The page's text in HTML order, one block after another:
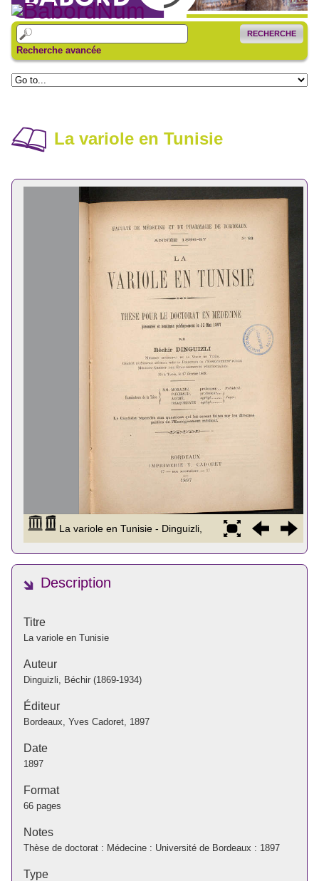
RECHERCHE
Recherche avancée
La variole en Tunisie
Description
Titre
La variole en Tunisie
Auteur
Dinguizli, Béchir (1869-1934)
Éditeur
Bordeaux, Yves Cadoret, 1897
Date
1897
Format
66 pages
Notes
Thèse de doctorat : Médecine : Université de Bordeaux : 1897
Type